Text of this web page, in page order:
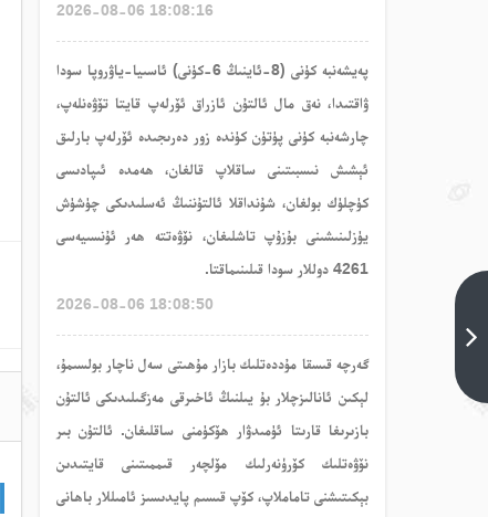
يېزا-ئىگىلىك
2026-08-06 18:08:16
پەيشەنبە كۈنى (8-ئاينىڭ 6-كۈنى) ئاسىيا-ياۋروپا سودا
ۋاقتىدا، نەق مال ئالتۇن ئازراق ئۆرلەپ قايتا تۆۋەنلەپ،
چارشەنبە كۈنى پۈتۈن كۈندە زور دەرىجىدە ئۆرلەپ بارلىق
ئېشىش نىسبىتىنى ساقلاپ قالغان، ھەمدە ئىپادىسى
كۈچلۈك بولغان، شۇنداقلا ئالتۇننىڭ ئەسلىدىكى چۈشۈش
يۈزلىنىشىنى بۇزۇپ تاشلىغان، نۆۋەتتە ھەر ئۇنسىيەسى
4261 دوللار سودا قىلىنىماقتا.
2026-08-06 18:08:50
گەرچە قىسقا مۇددەتلىك بازار مۇھىتى سەل ناچار بولسىمۇ،
لېكىن ئانالىزچلار بۇ يىلنىڭ ئاخىرقى مەزگىلىدىكى ئالتۇن
بازىرىغا قارىتا ئۈمىدۋار ھۆكۈمنى ساقلىغان. ئالتۇن بىر
نۆۋەتلىك كۆرۈنەرلىك مۆلچەر قىممىتىنى قايتىدىن
بېكىتىشنى تاماملاپ، كۆپ قىسىم پايدىسىز ئامىللار باھانى